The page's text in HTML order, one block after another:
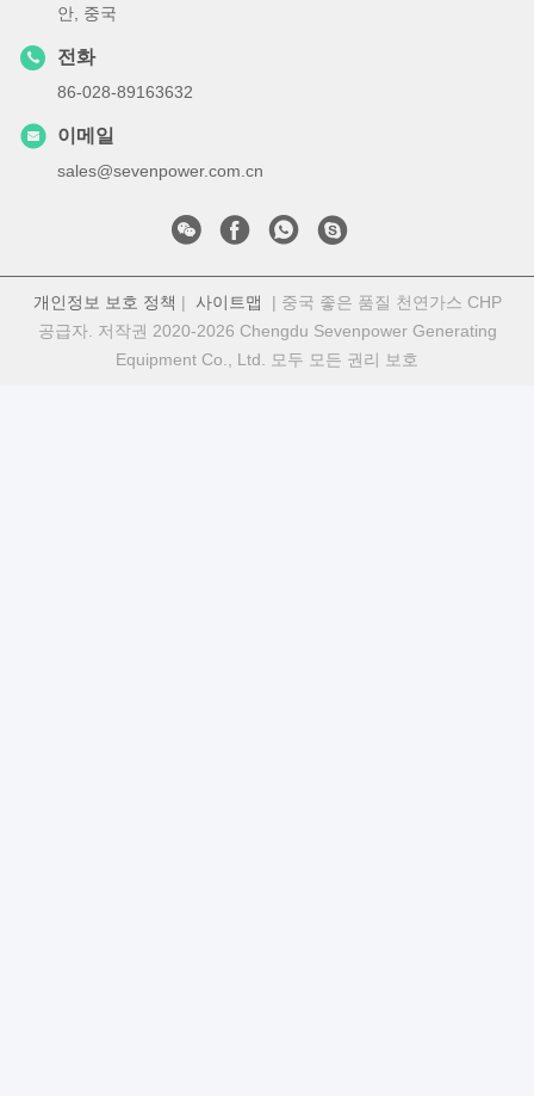
안, 중국
전화
86-028-89163632
이메일
sales@sevenpower.com.cn
개인정보 보호 정책 | 사이트맵 | 중국 좋은 품질 천연가스 CHP
공급자. 저작권 2020-2026 Chengdu Sevenpower Generating
Equipment Co., Ltd. 모두 모든 권리 보호